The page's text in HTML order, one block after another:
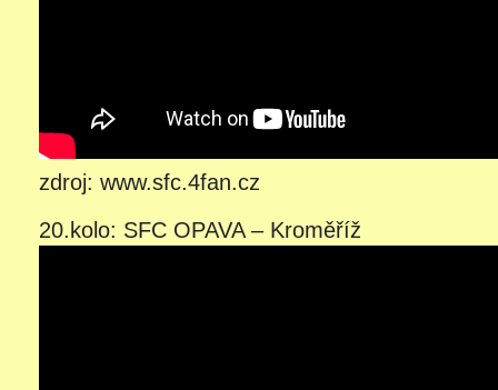
zdroj: www.sfc.4fan.cz
20.kolo: SFC OPAVA – Kroměříž